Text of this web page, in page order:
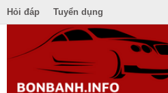
Hỏi đáp Tuyển dụng